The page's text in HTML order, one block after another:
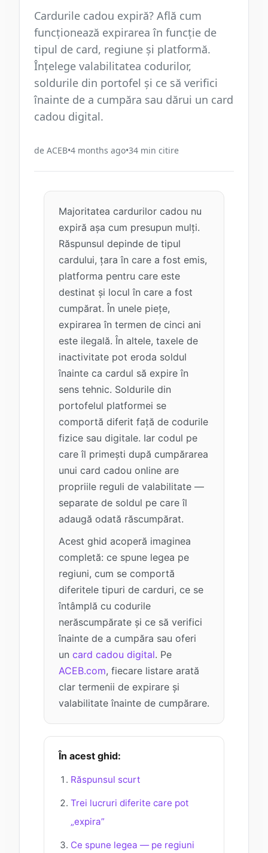
Cardurile cadou expiră? Află cum
funcționează expirarea în funcție de
tipul de card, regiune și platformă.
Înțelege valabilitatea codurilor,
soldurile din portofel și ce să verifici
înainte de a cumpăra sau dărui un card
cadou digital.
de ACEB•4 months ago•34 min citire
Majoritatea cardurilor cadou nu
expiră așa cum presupun mulți.
Răspunsul depinde de tipul
cardului, țara în care a fost emis,
platforma pentru care este
destinat și locul în care a fost
cumpărat. În unele piețe,
expirarea în termen de cinci ani
este ilegală. În altele, taxele de
inactivitate pot eroda soldul
înainte ca cardul să expire în
sens tehnic. Soldurile din
portofelul platformei se
comportă diferit față de codurile
fizice sau digitale. Iar codul pe
care îl primești după cumpărarea
unui card cadou online are
propriile reguli de valabilitate —
separate de soldul pe care îl
adaugă odată răscumpărat.
Acest ghid acoperă imaginea
completă: ce spune legea pe
regiuni, cum se comportă
diferitele tipuri de carduri, ce se
întâmplă cu codurile
nerăscumpărate și ce să verifici
înainte de a cumpăra sau oferi
un card cadou digital. Pe
ACEB.com, fiecare listare arată
clar termenii de expirare și
valabilitate înainte de cumpărare.
În acest ghid:
Răspunsul scurt
Trei lucruri diferite care pot
„expira”
Ce spune legea — pe regiuni